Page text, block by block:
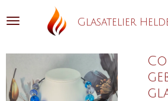
direct
Glasatelier